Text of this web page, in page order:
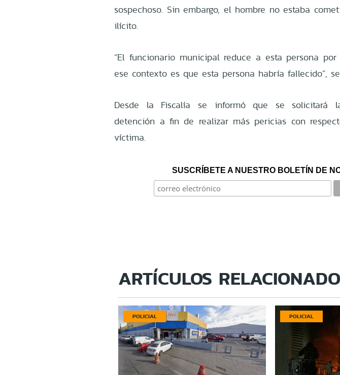
sospechoso. Sin embargo, el hombre no estaba
ilícito.
“El funcionario municipal reduce a esta persona
ese contexto es que esta persona habría fallecido”,
Desde la Fiscalía se informó que se solicitará
detención a fin de realizar más pericias con
víctima.
SUSCRÍBETE A NUESTRO BOLETÍN DE
ARTÍCULOS
POLICIAL POLICIAL